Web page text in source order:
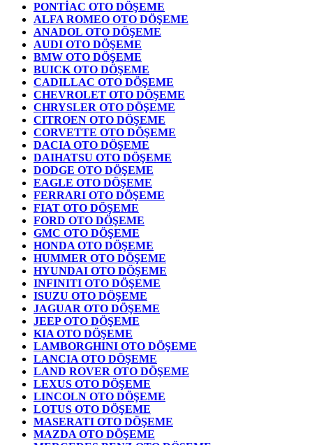
PONTİAC OTO DÖŞEME
ALFA ROMEO OTO DÖŞEME
ANADOL OTO DÖŞEME
AUDI OTO DÖŞEME
BMW OTO DÖŞEME
BUICK OTO DÖŞEME
CADILLAC OTO DÖŞEME
CHEVROLET OTO DÖŞEME
CHRYSLER OTO DÖŞEME
CITROEN OTO DÖŞEME
CORVETTE OTO DÖŞEME
DACIA OTO DÖŞEME
DAIHATSU OTO DÖŞEME
DODGE OTO DÖŞEME
EAGLE OTO DÖŞEME
FERRARI OTO DÖŞEME
FIAT OTO DÖŞEME
FORD OTO DÖŞEME
GMC OTO DÖŞEME
HONDA OTO DÖŞEME
HUMMER OTO DÖŞEME
HYUNDAI OTO DÖŞEME
INFINITI OTO DÖŞEME
ISUZU OTO DÖŞEME
JAGUAR OTO DÖŞEME
JEEP OTO DÖŞEME
KIA OTO DÖŞEME
LAMBORGHINI OTO DÖŞEME
LANCIA OTO DÖŞEME
LAND ROVER OTO DÖŞEME
LEXUS OTO DÖŞEME
LINCOLN OTO DÖŞEME
LOTUS OTO DÖŞEME
MASERATI OTO DÖŞEME
MAZDA OTO DÖŞEME